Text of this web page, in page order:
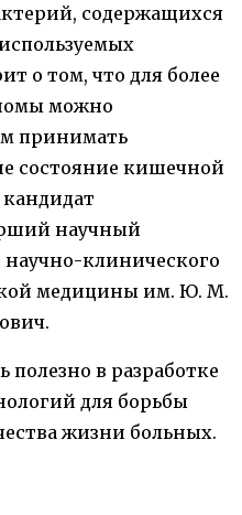
содержащихся
о том, что для более
можно
принимать
состояние кишечной
научный
клинического
медицины им. Ю. М.
в разработке
для борьбы
жизни больных.